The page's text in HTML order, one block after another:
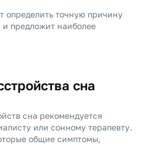
определить точную причину
и предложит наиболее
сна
сна рекомендуется
или сонному терапевту.
общие симптомы,